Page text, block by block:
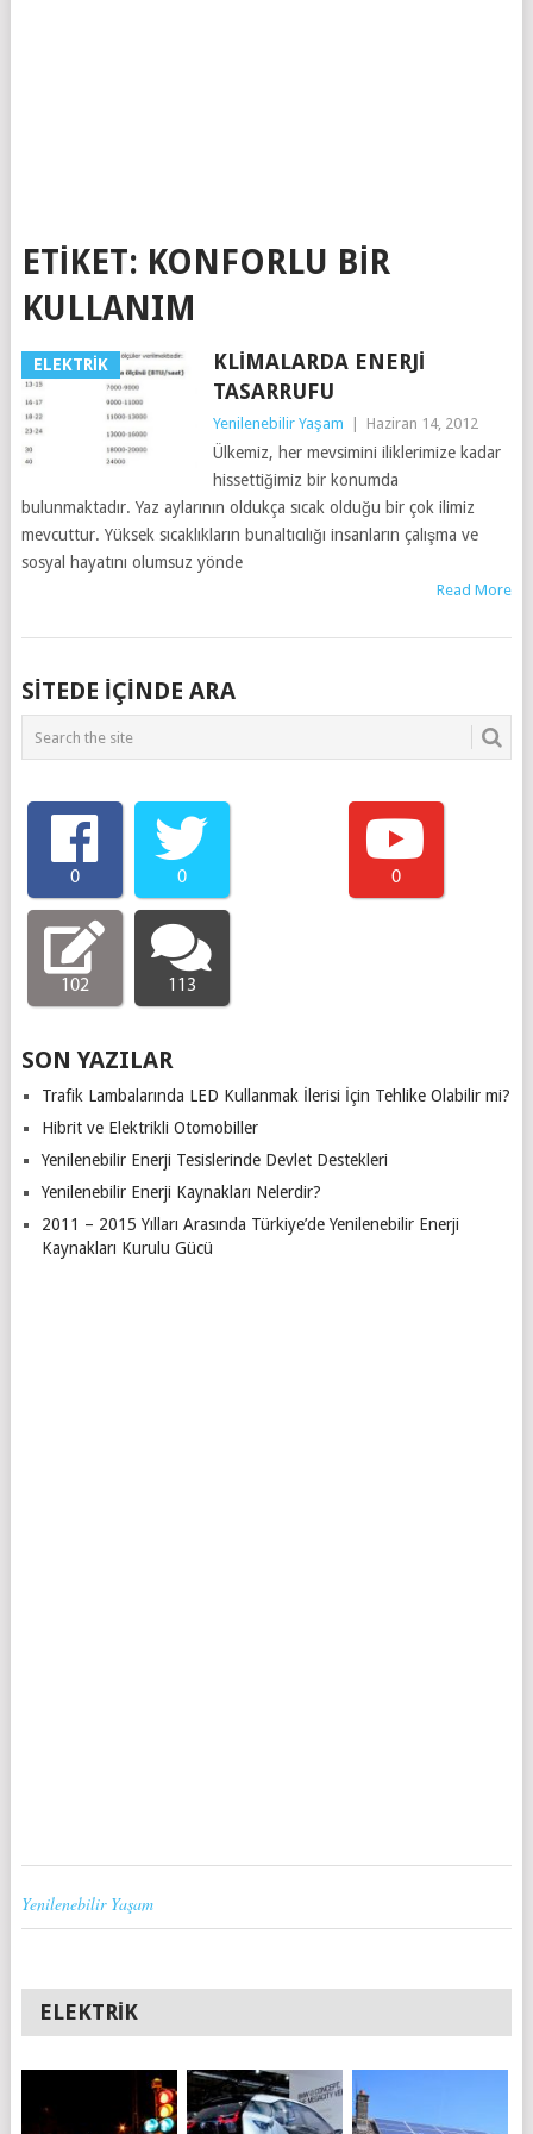
ETIKET: KONFORLU BIR
KULLANIM
ELEKTRIK
KLIMALARDA ENERJI
TASARRUFU
Yenilenebilir Yaşam Haziran 14, 2012
Ülkemiz, her mevsimini iliklerimize kadar
hissettiğimiz bir konumda
bulunmaktadır. Yaz aylarının oldukça sıcak olduğu bir çok ilimiz
mevcuttur. Yüksek sıcaklıkların bunaltıcılığı insanların çalışma ve
sosyal hayatını olumsuz yönde
Read More
SITEDE IÇINDE ARA
0 0 0
102 113
SON YAZILAR
Trafik Lambalarında LED Kullanmak İlerisi İçin Tehlike Olabilir mi?
Hibrit ve Elektrikli Otomobiller
Yenilenebilir Enerji Tesislerinde Devlet Destekleri
Yenilenebilir Enerji Kaynakları Nelerdir?
2011 – 2015 Yılları Arasında Türkiye’de Yenilenebilir Enerji
Kaynakları Kurulu Gücü
Yenilenebilir Yaşam
ELEKTRIK